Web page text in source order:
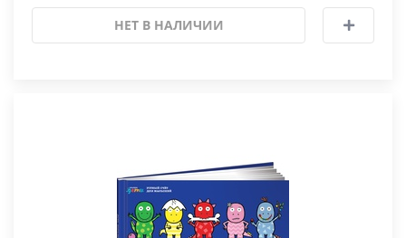
НЕТ В НАЛИЧИИ